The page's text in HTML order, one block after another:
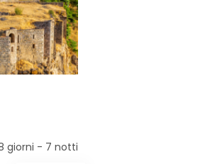
giorni - 7 notti